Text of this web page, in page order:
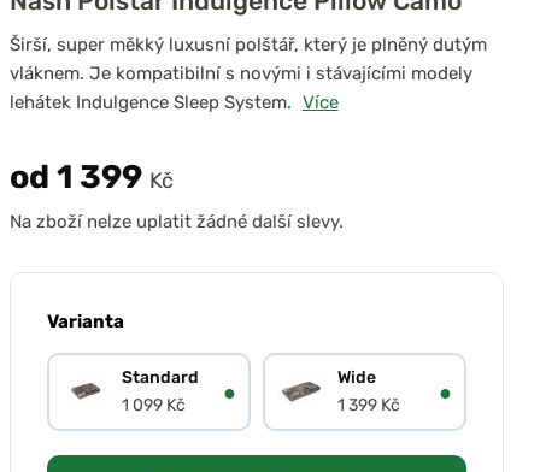
Širší, super měkký luxusní polštář, který je plněný dutým
vláknem. Je kompatibilní s novými i stávajícími modely
lehátek Indulgence Sleep System. Více
od 1 399 Kč
Na zboží nelze uplatit žádné další slevy.
Varianta
Standard
1 099 Kč
●
Wide
1 399 Kč
●